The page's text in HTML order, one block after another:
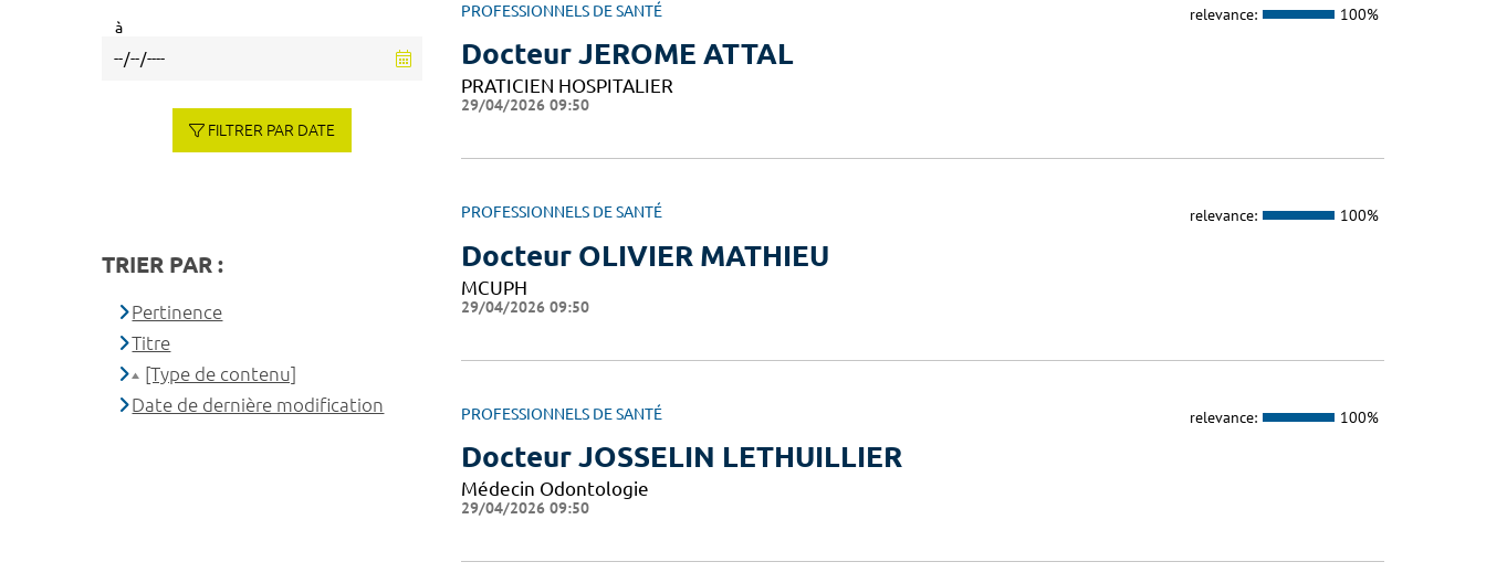
PROFESSIONNELS DE SANTÉ relevance: 100%
Docteur JEROME ATTAL
PRATICIEN HOSPITALIER
29/04/2026 09:50
PROFESSIONNELS DE SANTÉ relevance: 100%
Docteur OLIVIER MATHIEU
MCUPH
29/04/2026 09:50
PROFESSIONNELS DE SANTÉ relevance: 100%
Docteur JOSSELIN LETHUILLIER
Médecin Odontologie
29/04/2026 09:50
à
FILTRER PAR DATE
TRIER PAR :
Pertinence
Titre
[Type de contenu]
Date de dernière modification